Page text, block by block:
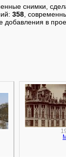
снимки,
358 ,
в